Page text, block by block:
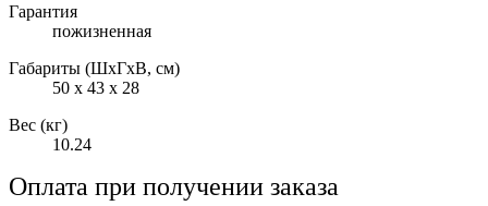
Гарантия
пожизненная
Габариты (ШxГxВ, см)
50 x 43 x 28
Вес (кг)
10.24
Оплата при получении заказа